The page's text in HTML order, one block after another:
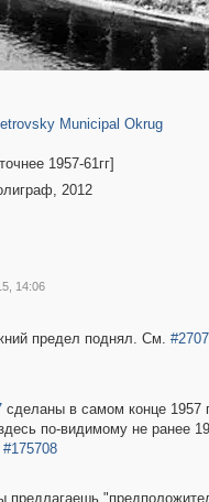
Municipal Okrug
1957-61гг]
2012
14:06
предел поднял. См.
сделаны в самом конце 1957
по-видимому не ранее
#175708